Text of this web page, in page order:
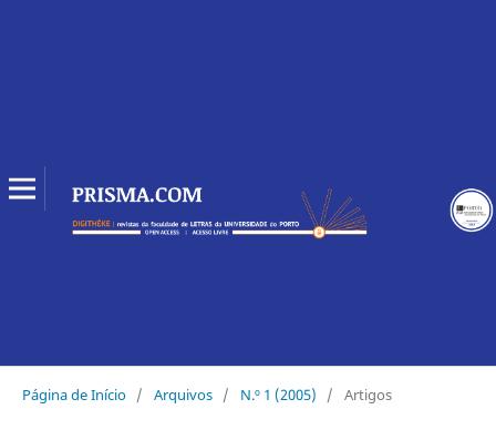
Página de Início / Arquivos / N.º 1 (2005) / Artigos